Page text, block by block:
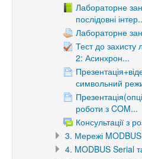
Лабораторне
послідовні
Лабораторне
Тест до захисту
2: Асинхрон...
символьний
роботи з COM...
Консультації з
3. Мережі MODBUS
4. MODBUS Serial